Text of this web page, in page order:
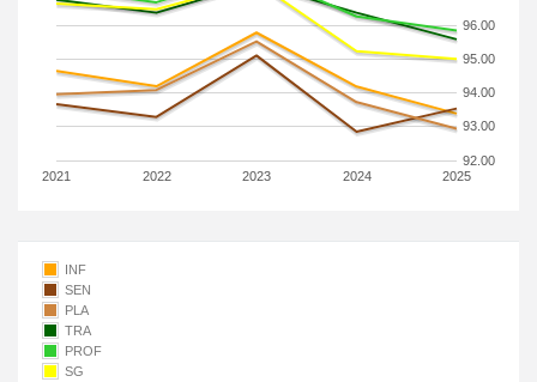
2021 2022 2023 2024 2025
92.00
93.00
94.00
95.00
96.00
INF
SEN
PLA
TRA
PROF
SG